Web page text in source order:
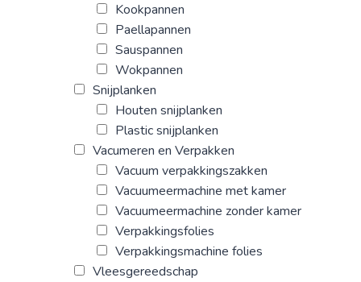
Kookpannen
Paellapannen
Sauspannen
Wokpannen
Snijplanken
Houten snijplanken
Plastic snijplanken
Vacumeren en Verpakken
Vacuum verpakkingszakken
Vacuumeermachine met kamer
Vacuumeermachine zonder kamer
Verpakkingsfolies
Verpakkingsmachine folies
Vleesgereedschap